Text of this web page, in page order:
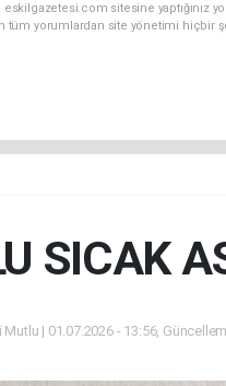
sitesine yaptığınız
tüm yorumlardan site yönetimi hiçbir
SICAK
Mutlu | 01.07.2026 - 13:56,